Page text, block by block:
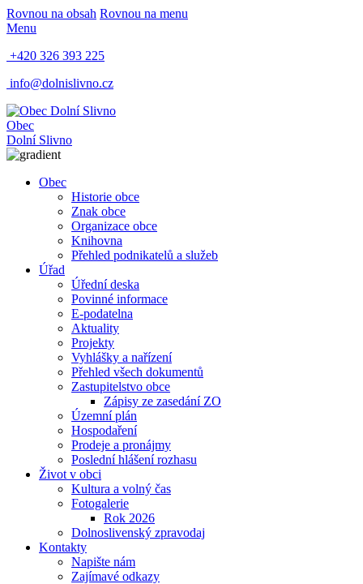
Rovnou na obsah Rovnou na menu
Menu
+420 326 393 225
info@dolnislivno.cz
Obec
Dolní Slivno
Obec
Historie obce
Znak obce
Organizace obce
Knihovna
Přehled podnikatelů a služeb
Úřad
Úřední deska
Povinné informace
E-podatelna
Aktuality
Projekty
Vyhlášky a nařízení
Přehled všech dokumentů
Zastupitelstvo obce
Zápisy ze zasedání ZO
Územní plán
Hospodaření
Prodeje a pronájmy
Poslední hlášení rozhasu
Život v obci
Kultura a volný čas
Fotogalerie
Rok 2026
Dolnoslivenský zpravodaj
Kontakty
Napište nám
Zajímavé odkazy